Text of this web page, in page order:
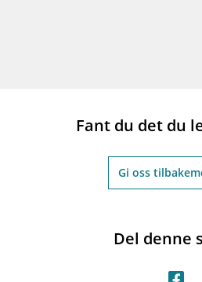
Fant du det du
Gi oss
Del denne